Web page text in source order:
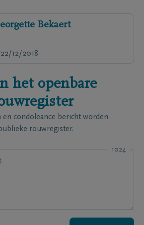
Bekaert
22/12/2018
het openbare
en condoleance bericht worden
rouwregister.
1024